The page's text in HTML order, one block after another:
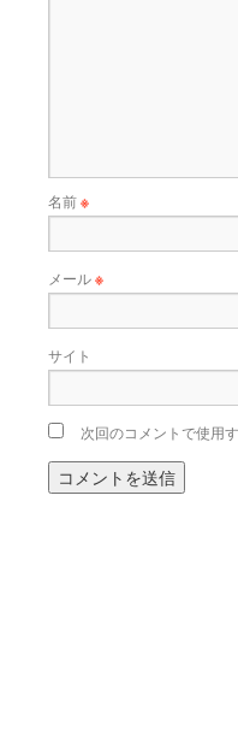
名前※
メール※
サイト
次回のコメントで使用